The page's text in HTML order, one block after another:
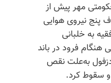
مهر پیش از
پنج نیروی هوایی
به خلبانی
فرود در باند
به‌علت نقص
سقوط کرد.